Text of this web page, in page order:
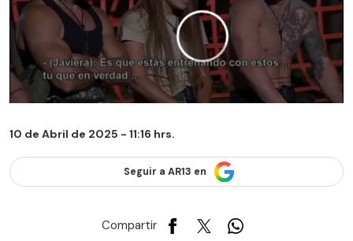
10 de Abril de 2025 - 11:16 hrs.
Seguir a AR13 en
Compartir